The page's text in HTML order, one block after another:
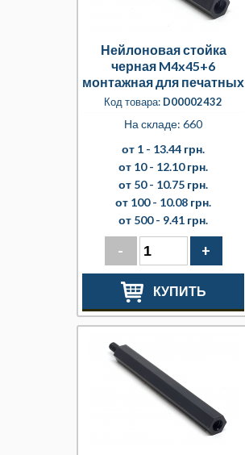
Нейлоновая стойка
черная M4x45+6
монтажная для печатных
плат
Код товара: D00002432
На складе: 660
от 1 - 13.44 грн.
от 10 - 12.10 грн.
от 50 - 10.75 грн.
от 100 - 10.08 грн.
от 500 - 9.41 грн.
- +
КУПИТЬ